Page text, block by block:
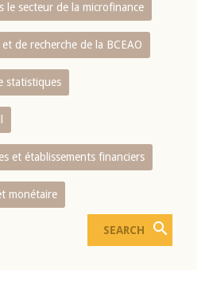
le secteur de la microfinance
de recherche de la BCEAO
statistiques
et établissements financiers
monétaire